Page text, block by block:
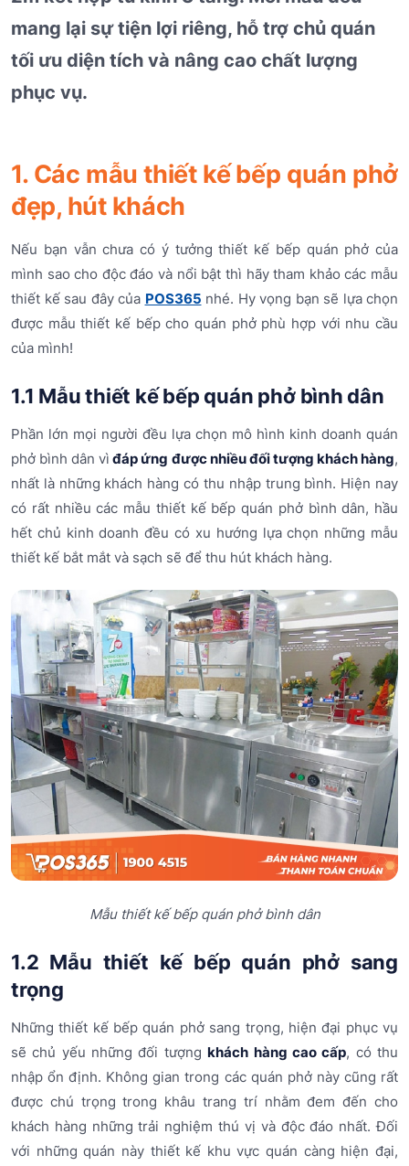
mang lại sự tiện lợi riêng, hỗ trợ chủ quán
tối ưu diện tích và nâng cao chất lượng
phục vụ.
1. Các mẫu thiết kế bếp quán phở
đẹp, hút khách
Nếu bạn vẫn chưa có ý tưởng thiết kế bếp quán phở của
mình sao cho độc đáo và nổi bật thì hãy tham khảo các mẫu
thiết kế sau đây của POS365 nhé. Hy vọng bạn sẽ lựa chọn
được mẫu thiết kế bếp cho quán phở phù hợp với nhu cầu
của mình!
1.1 Mẫu thiết kế bếp quán phở bình dân
Phần lớn mọi người đều lựa chọn mô hình kinh doanh quán
phở bình dân vì đáp ứng được nhiều đối tượng khách hàng,
nhất là những khách hàng có thu nhập trung bình. Hiện nay
có rất nhiều các mẫu thiết kế bếp quán phở bình dân, hầu
hết chủ kinh doanh đều có xu hướng lựa chọn những mẫu
thiết kế bắt mắt và sạch sẽ để thu hút khách hàng.
Mẫu thiết kế bếp quán phở bình dân
1.2 Mẫu thiết kế bếp quán phở sang
trọng
Những thiết kế bếp quán phở sang trọng, hiện đại phục vụ
sẽ chủ yếu những đối tượng khách hàng cao cấp, có thu
nhập ổn định. Không gian trong các quán phở này cũng rất
được chú trọng trong khâu trang trí nhằm đem đến cho
khách hàng những trải nghiệm thú vị và độc đáo nhất. Đối
với những quán này thiết kế khu vực quán càng hiện đại,